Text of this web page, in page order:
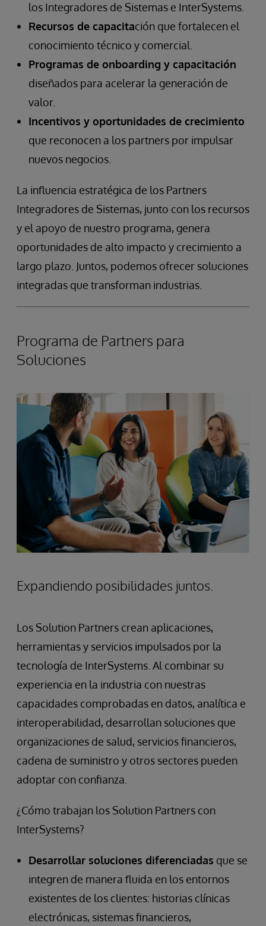
los Integradores de Sistemas e InterSystems.
Recursos de capacitación que fortalecen el
conocimiento técnico y comercial.
Programas de onboarding y capacitación
diseñados para acelerar la generación de
valor.
Incentivos y oportunidades de crecimiento
que reconocen a los partners por impulsar
nuevos negocios.
La influencia estratégica de los Partners
Integradores de Sistemas, junto con los recursos
y el apoyo de nuestro programa, genera
oportunidades de alto impacto y crecimiento a
largo plazo. Juntos, podemos ofrecer soluciones
integradas que transforman industrias.
Programa de Partners para
Soluciones
Expandiendo posibilidades juntos.
Los Solution Partners crean aplicaciones,
herramientas y servicios impulsados por la
tecnología de InterSystems. Al combinar su
experiencia en la industria con nuestras
capacidades comprobadas en datos, analítica e
interoperabilidad, desarrollan soluciones que
organizaciones de salud, servicios financieros,
cadena de suministro y otros sectores pueden
adoptar con confianza.
¿Cómo trabajan los Solution Partners con
InterSystems?
Desarrollar soluciones diferenciadas que se
integren de manera fluida en los entornos
existentes de los clientes: historias clínicas
electrónicas, sistemas financieros,